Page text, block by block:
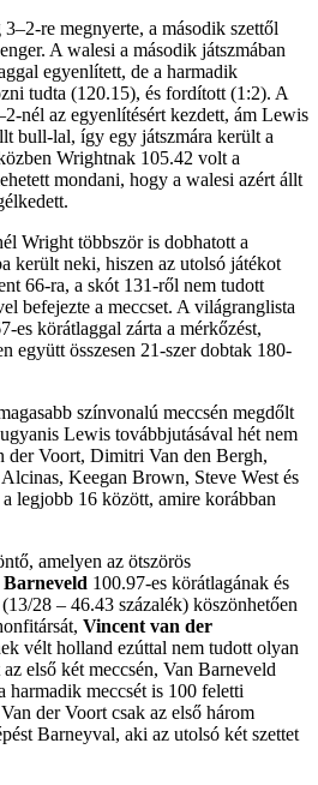
re megnyerte, a második szettől
A walesi a második játszmában
egyenlített, de a harmadik
tudta (120.15), és fordított (1:2). A
nél az egyenlítésért kezdett, ám Lewis
bull-lal, így egy játszmára került a
Wrightnak 105.42 volt a
mondani, hogy a walesi azért állt
Wright többször is dobhatott a
került neki, hiszen az utolsó játékot
66-ra, a skót 131-ről nem tudott
befejezte a meccset. A világranglista
es körátlaggal zárta a mérkőzést,
együtt összesen 21-szer dobtak 180-
színvonalú meccsén megdőlt
Lewis továbbjutásával hét nem
der Voort, Dimitri Van den Bergh,
Keegan Brown, Steve West és
legjobb 16 között, amire korábban
amelyen az ötszörös
100.97-es körátlagának és
28 – 46.43 százalék) köszönhetően
Vincent van der
vélt holland ezúttal nem tudott olyan
első két meccsén, Van Barneveld
harmadik meccsét is 100 feletti
der Voort csak az első három
Barneyval, aki az utolsó két szettet